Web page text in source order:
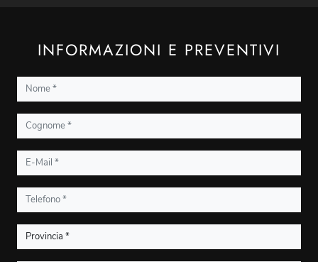
INFORMAZIONI E PREVENTIVI